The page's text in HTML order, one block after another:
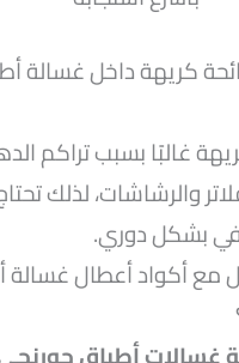
كريهة داخل غسالة
غالبًا بسبب تراكم
والرشاشات، لذلك
بشكل دوري.
مع أكواد أعطال غسالة